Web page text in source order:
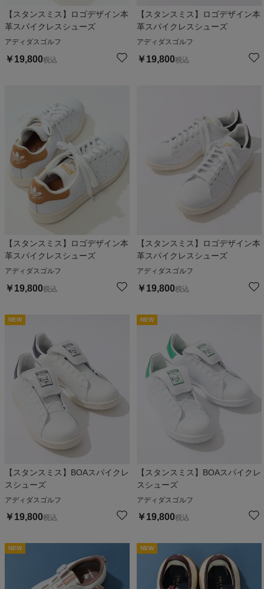
【スタンスミス】ロゴデザイン本
革スパイクレスシューズ
アディダスゴルフ
￥ 19,800税込
【スタンスミス】ロゴデザイン本
革スパイクレスシューズ
アディダスゴルフ
￥ 19,800税込
【スタンスミス】ロゴデザイン本
革スパイクレスシューズ
アディダスゴルフ
￥ 19,800税込
【スタンスミス】ロゴデザイン本
革スパイクレスシューズ
アディダスゴルフ
￥ 19,800税込
NEW
【スタンスミス】BOAスパイクレ
スシューズ
アディダスゴルフ
￥ 19,800税込
NEW
【スタンスミス】BOAスパイクレ
スシューズ
アディダスゴルフ
￥ 19,800税込
NEW NEW